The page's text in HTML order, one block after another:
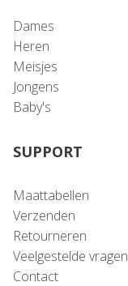
Dames
Heren
Meisjes
Jongens
Baby's
SUPPORT
Maattabellen
Verzenden
Retourneren
Veelgestelde vragen
Contact